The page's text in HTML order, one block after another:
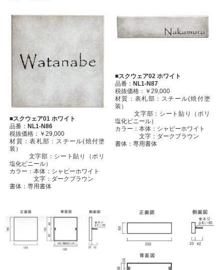
■スクウェア01 ホワイト
品番： NL1-N86
税抜価格：￥29,000
材質：表札部：スチール(焼付塗
装）
文字部：シート貼り（ポリ
塩化ビニール）
カラー：本体：シャビーホワイト
文字：ダークブラウン
書体：専用書体
■スクウェア02 ホワイト
品番：NL1-N87
税抜価格：￥29,000
材質：表札部：スチール(焼付塗
装）
文字部：シート貼り（ポリ
塩化ビニール）
カラー：本体：シャビーホワイト
文字：ダークブラウン
書体：専用書体